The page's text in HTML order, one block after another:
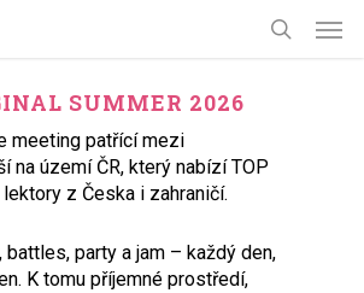
SUMMER 2026
meeting patřící mezi
na území ČR, který nabízí TOP
z Česka i zahraničí.
battles, party a jam – každý den,
K tomu příjemné prostředí,